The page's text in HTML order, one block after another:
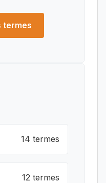
termes
14 termes
12 termes